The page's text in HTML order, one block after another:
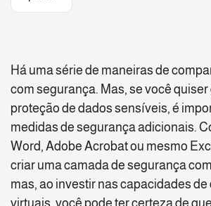
Há uma série de maneiras de
com segurança. Mas, se você
proteção de dados sensíveis, é
medidas de segurança adicionais.
Word, Adobe Acrobat ou mesmo
criar uma camada de segurança
mas, ao investir nas capacidades de